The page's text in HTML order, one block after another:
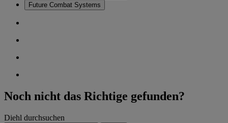
Future Combat Systems
Noch nicht das Richtige gefunden?
Diehl durchsuchen